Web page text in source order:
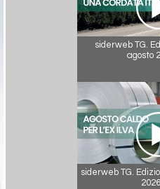
siderweb TG.
agosto
siderweb TG.
2026